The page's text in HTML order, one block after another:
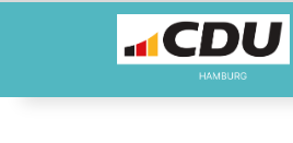
MOIN!
AKTUELLES